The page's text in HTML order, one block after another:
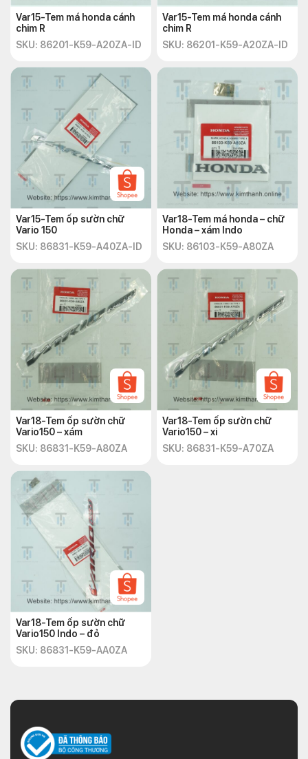
Var15-Tem má honda cánh
chim R
SKU: 86201-K59-A20ZA-ID
Var15-Tem má honda cánh
chim R
SKU: 86201-K59-A20ZA-ID
Var15-Tem ốp sườn chữ
Vario 150
SKU: 86831-K59-A40ZA-ID
Var18-Tem má honda – chữ
Honda – xám Indo
SKU: 86103-K59-A80ZA
Var18-Tem ốp sườn chữ
Vario150 – xám
SKU: 86831-K59-A80ZA
Var18-Tem ốp sườn chữ
Vario150 – xi
SKU: 86831-K59-A70ZA
Var18-Tem ốp sườn chữ
Vario150 Indo – đỏ
SKU: 86831-K59-AA0ZA